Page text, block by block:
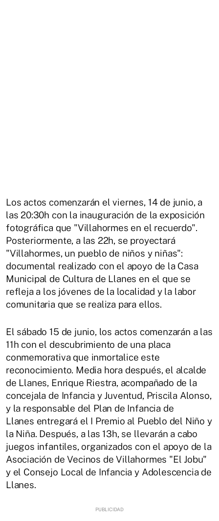
Los actos comenzarán el viernes, 14 de junio, a
las 20:30h con la inauguración de la exposición
fotográfica que "Villahormes en el recuerdo".
Posteriormente, a las 22h, se proyectará
"Villahormes, un pueblo de niños y niñas":
documental realizado con el apoyo de la Casa
Municipal de Cultura de Llanes en el que se
refleja a los jóvenes de la localidad y la labor
comunitaria que se realiza para ellos.
El sábado 15 de junio, los actos comenzarán a las
11h con el descubrimiento de una placa
conmemorativa que inmortalice este
reconocimiento. Media hora después, el alcalde
de Llanes, Enrique Riestra, acompañado de la
concejala de Infancia y Juventud, Priscila Alonso,
y la responsable del Plan de Infancia de
Llanes entregará el I Premio al Pueblo del Niño y
la Niña. Después, a las 13h, se llevarán a cabo
juegos infantiles, organizados con el apoyo de la
Asociación de Vecinos de Villahormes "El Jobu"
y el Consejo Local de Infancia y Adolescencia de
Llanes.